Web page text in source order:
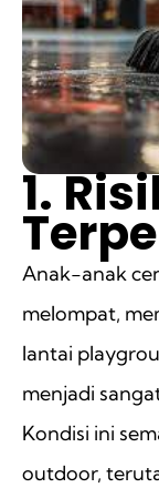
1.
Anak-anak
melompat,
lantai
menjadi
Kondisi ini
outdoor,